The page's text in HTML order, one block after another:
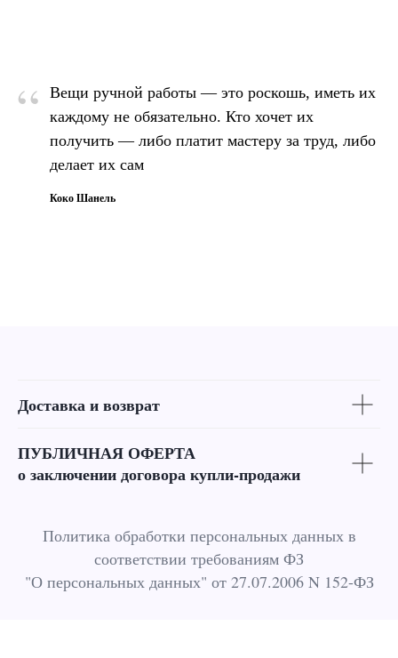
“
Вещи ручной работы — это роскошь, иметь их
каждому не обязательно. Кто хочет их
получить — либо платит мастеру за труд, либо
делает их сам
Коко Шанель
Доставка и возврат
ПУБЛИЧНАЯ ОФЕРТА
о заключении договора купли-продажи
Политика обработки персональных данных в
соответствии требованиям ФЗ
"О персональных данных" от 27.07.2006 N 152-ФЗ